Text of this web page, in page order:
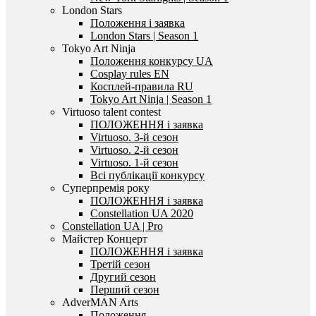
London Stars
Положення і заявка
London Stars | Season 1
Tokyo Art Ninja
Положення конкурсу UA
Cosplay rules EN
Косплей-правила RU
Tokyo Art Ninja | Season 1
Virtuoso talent contest
ПОЛОЖЕННЯ і заявка
Virtuoso. 3-й сезон
Virtuoso. 2-й сезон
Virtuoso. 1-й сезон
Всі публікації конкурсу
Суперпремія року
ПОЛОЖЕННЯ і заявка
Constellation UA 2020
Constellation UA | Pro
Майстер Концерт
ПОЛОЖЕННЯ і заявка
Третій сезон
Другий сезон
Перший сезон
AdverMAN Arts